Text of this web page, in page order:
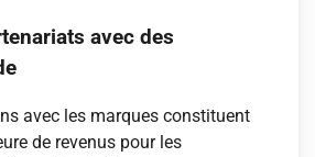
avec des
avec les marques constituent
de revenus pour les